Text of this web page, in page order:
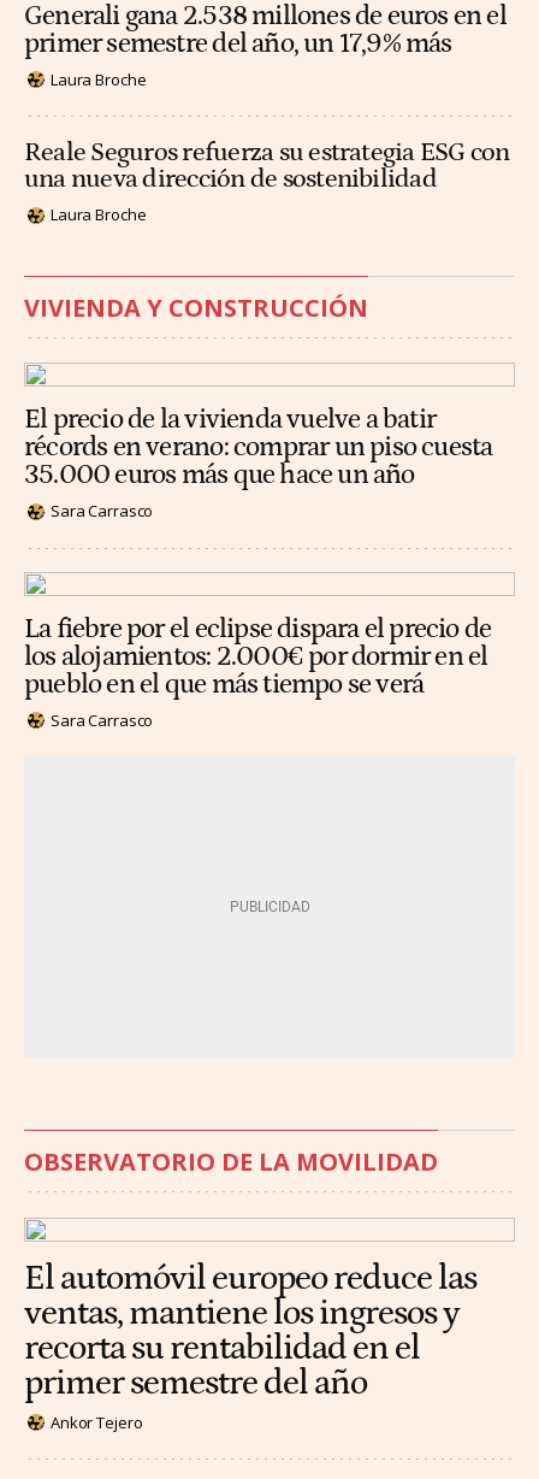
Generali gana 2.538 millones de euros en el
primer semestre del año, un 17,9% más
Laura Broche
Reale Seguros refuerza su estrategia ESG con
una nueva dirección de sostenibilidad
Laura Broche
VIVIENDA Y CONSTRUCCIÓN
El precio de la vivienda vuelve a batir
récords en verano: comprar un piso cuesta
35.000 euros más que hace un año
Sara Carrasco
La fiebre por el eclipse dispara el precio de
los alojamientos: 2.000€ por dormir en el
pueblo en el que más tiempo se verá
Sara Carrasco
OBSERVATORIO DE LA MOVILIDAD
El automóvil europeo reduce las
ventas, mantiene los ingresos y
recorta su rentabilidad en el
primer semestre del año
Ankor Tejero